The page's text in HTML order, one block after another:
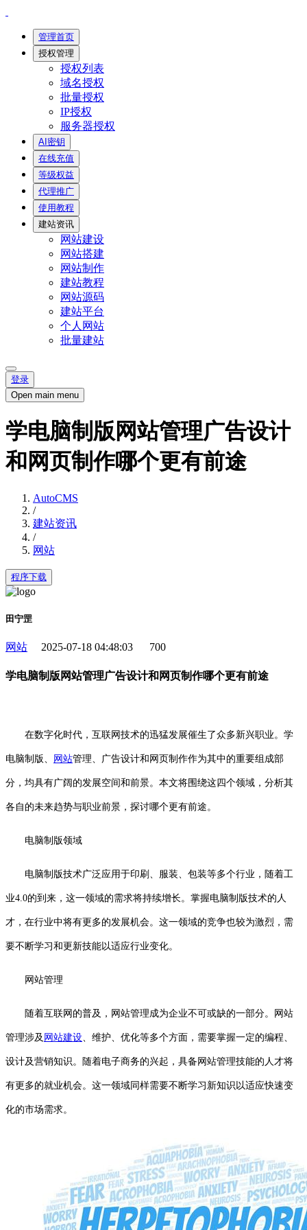
管理首页
授权管理
授权列表
域名授权
批量授权
IP授权
服务器授权
AI密钥
在线充值
等级权益
代理推广
使用教程
建站资讯
网站建设
网站搭建
网站制作
建站教程
网站源码
建站平台
个人网站
批量建站
登录
Open main menu
学电脑制版网站管理广告设计
和网页制作哪个更有前途
AutoCMS
/
建站资讯
/
网站
程序下载
田宁罡
网站 2025-07-18 04:48:03 700
学电脑制版网站管理广告设计和网页制作哪个更有前途
在数字化时代，互联网技术的迅猛发展催生了众多新兴职业。学
电脑制版、 网站管理、广告设计和网页制作作为其中的重要组成部
分，均具有广阔的发展空间和前景。本文将围绕这四个领域，分析其
各自的未来趋势与职业前景，探讨哪个更有前途。
电脑制版领域
电脑制版技术广泛应用于印刷、服装、包装等多个行业，随着工
业4.0的到来，这一领域的需求将持续增长。掌握电脑制版技术的人
才，在行业中将有更多的发展机会。这一领域的竞争也较为激烈，需
要不断学习和更新技能以适应行业变化。
网站管理
随着互联网的普及，网站管理成为企业不可或缺的一部分。网站
管理涉及 网站建设 、维护、优化等多个方面，需要掌握一定的编程、
设计及营销知识。随着电子商务的兴起，具备网站管理技能的人才将
有更多的就业机会。这一领域同样需要不断学习新知识以适应快速变
化的市场需求。